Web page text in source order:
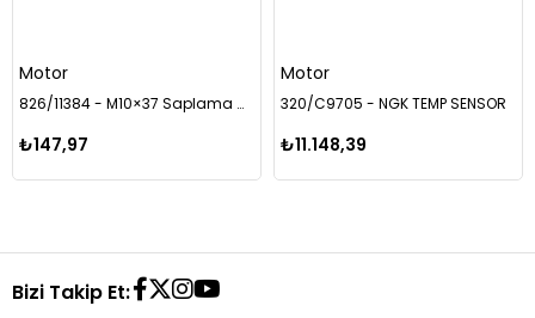
Motor
826/11384 - M10×37 Saplama Civatası
₺147,97
Motor
320/C9705 - NGK TEMP SENSOR
₺11.148,39
Bizi Takip Et: